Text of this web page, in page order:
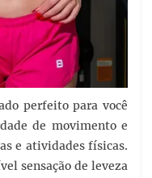
perfeito para você
de movimento e
e atividades físicas.
sensação de leveza